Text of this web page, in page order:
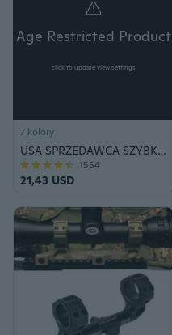
Age Restricted Product
click to update view settings
7 kolory
USA SPRZEDAWCA SZYBKA WYSYŁKA Paralizator i gaz pieprzowy Zestaw samoobrony Combo Outdoor Survival Safety Tool
21,43 USD
1554